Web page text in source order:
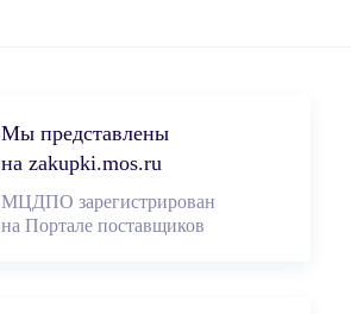
Мы представлены
на zakupki.mos.ru
МЦДПО зарегистрирован
на Портале поставщиков